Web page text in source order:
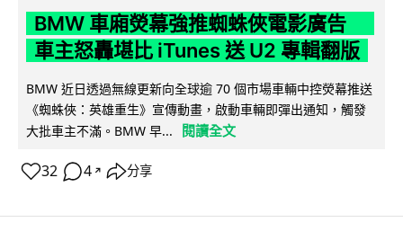
BMW 車廂熒幕強推蜘蛛俠電影廣告
車主怒轟堪比 iTunes 送 U2 專輯翻版
BMW 近日透過無線更新向全球逾 70 個市場車輛中控熒幕推送
《蜘蛛俠：英雄重生》宣傳動畫，啟動車輛即彈出通知，觸發
大批車主不滿。BMW 早...
閱讀全文
32 4 ↗ 分享